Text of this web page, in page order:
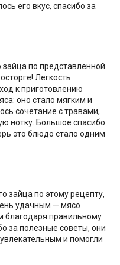
его вкус, спасибо за
зайца по представленной
Легкость
к приготовлению
оно стало мягким и
сочетание с травами,
нотку. Большое спасибо
это блюдо стало одним
зайца по этому рецепту,
удачным — мясо
благодаря правильному
за полезные советы, они
и помогли